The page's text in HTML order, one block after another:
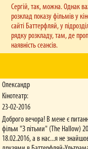
Сергій, так, можна. Однак
розклад показу фільмів у
сайті Баттерфляй, у
рядку розкладу, там, де
наявність сеансів.
Олександр
Кінотеатр:
23-02-2016
Доброго вечора! В мене є
фільм "З пітьми" (The Hallow)
18.02.2016, а в нас...я не